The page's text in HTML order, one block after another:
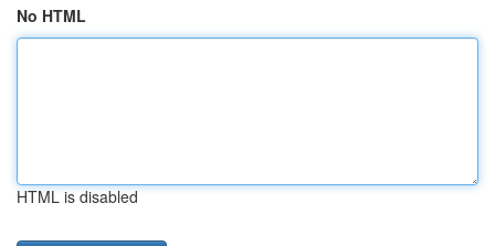
No HTML
HTML is disabled